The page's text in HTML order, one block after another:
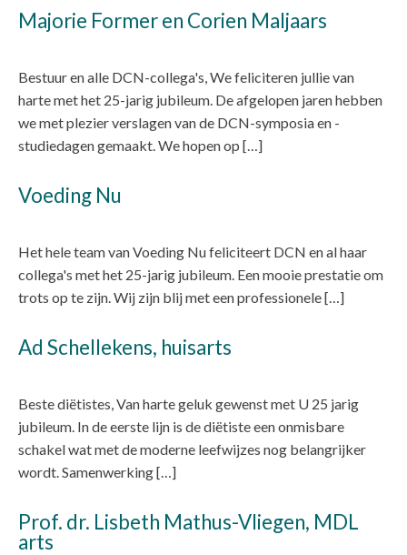
Majorie Former en Corien Maljaars
Bestuur en alle DCN-collega's, We feliciteren jullie van
harte met het 25-jarig jubileum. De afgelopen jaren hebben
we met plezier verslagen van de DCN-symposia en -
studiedagen gemaakt. We hopen op […]
Voeding Nu
Het hele team van Voeding Nu feliciteert DCN en al haar
collega's met het 25-jarig jubileum. Een mooie prestatie om
trots op te zijn. Wij zijn blij met een professionele […]
Ad Schellekens, huisarts
Beste diëtistes, Van harte geluk gewenst met U 25 jarig
jubileum. In de eerste lijn is de diëtiste een onmisbare
schakel wat met de moderne leefwijzes nog belangrijker
wordt. Samenwerking […]
Prof. dr. Lisbeth Mathus-Vliegen, MDL
arts